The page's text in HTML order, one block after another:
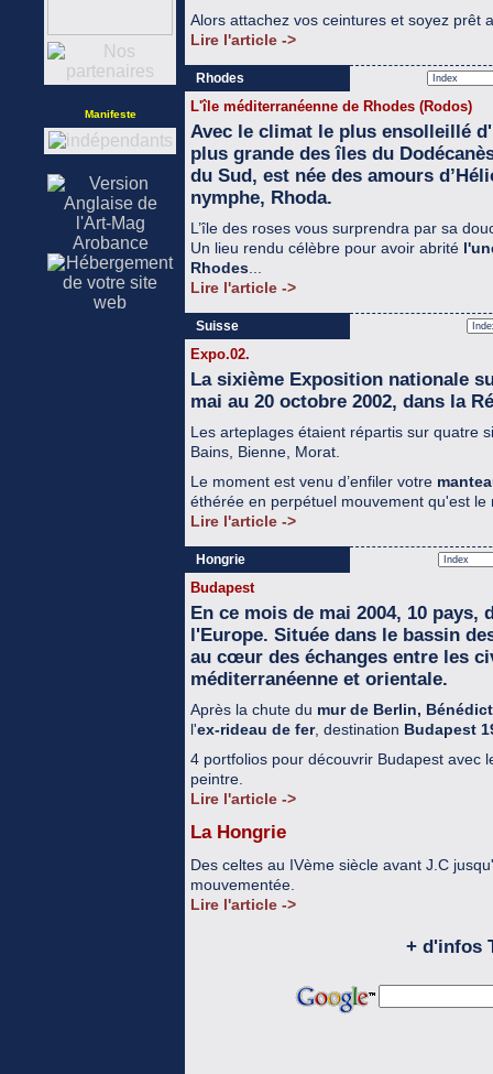
Manifeste
Alors attachez vos ceintures et soyez prêt
Lire l'article ->
Rhodes
L'île méditerranéenne de Rhodes (Rodos)
Avec le climat le plus ensolleillé
plus grande des îles du
du Sud, est née des amours
nymphe, Rhoda.
L’île des roses vous surprendra par sa
Un lieu rendu célèbre pour avoir abrité
Rhodes
Lire l'article ->
Suisse
Expo.02.
La sixième Exposition nationale
mai au 20 octobre 2002, dans la
Les arteplages étaient répartis sur quatre
Bains, Bienne, Morat.
Le moment est venu d’enfiler votre
éthérée en perpétuel mouvement qu'est
Lire l'article ->
Hongrie
Budapest
En ce mois de mai 2004, 10
l'Europe. Située dans le bassin
au cœur des échanges entre les
méditerranéenne et orientale.
Après la chute du mur de Berlin,
l'ex-rideau de fer, destination Budapest
4 portfolios pour découvrir Budapest avec
peintre.
Lire l'article ->
La Hongrie
Des celtes au IVème siècle avant J.C
mouvementée.
Lire l'article ->
+ d'infos